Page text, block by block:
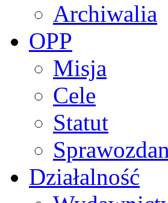
Archiwalia
OPP
Misja
Cele
Statut
Działalność